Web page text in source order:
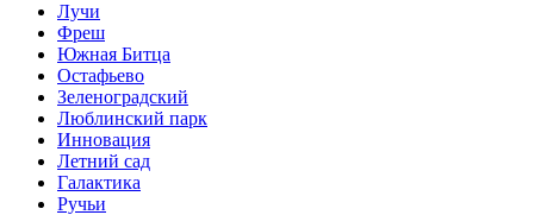
Лучи
Фреш
Южная Битца
Остафьево
Зеленоградский
Люблинский парк
Инновация
Летний сад
Галактика
Ручьи